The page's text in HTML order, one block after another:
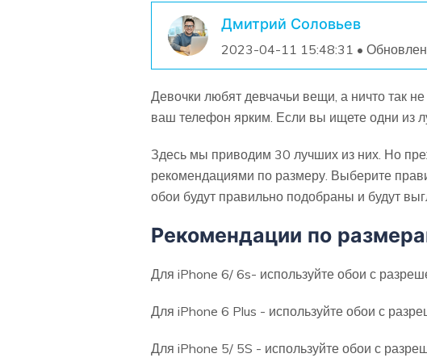
Дмитрий Соловьев
2023-04-11 15:48:31 •
Девочки любят девчачьи вещи, а ничто так
ваш телефон ярким. Если вы ищете одни из
Здесь мы приводим 30 лучших из них. Но
рекомендациями по размеру. Выберите
обои будут правильно подобраны и будут
Рекомендации по
Для iPhone 6/ 6s- используйте обои с
Для iPhone 6 Plus - используйте обои с
Для iPhone 5/ 5S - используйте обои с